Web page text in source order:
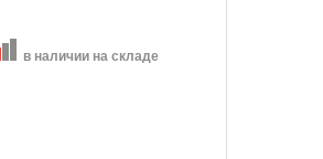
в наличии на складе